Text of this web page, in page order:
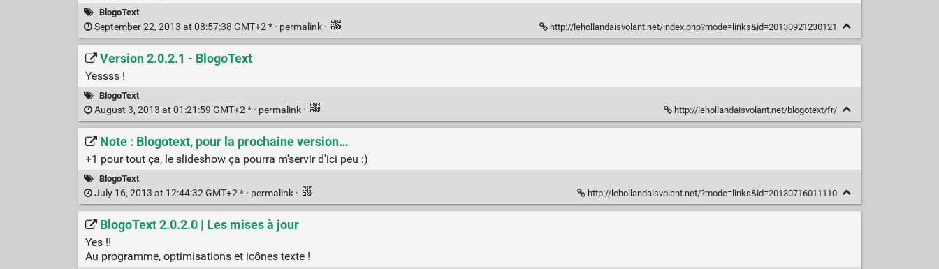
BlogoText
September 22, 2013 at 08:57:38 GMT+2 * · permalink · http://lehollandaisvolant.net/index.php?mode=links&id=20130921230121
Version 2.0.2.1 - BlogoText
Yessss !
BlogoText
August 3, 2013 at 01:21:59 GMT+2 * · permalink · http://lehollandaisvolant.net/blogotext/fr/
Note : Blogotext, pour la prochaine version…
+1 pour tout ça, le slideshow ça pourra m'servir d'ici peu :)
BlogoText
July 16, 2013 at 12:44:32 GMT+2 * · permalink · http://lehollandaisvolant.net/?mode=links&id=20130716011110
BlogoText 2.0.2.0 | Les mises à jour
Yes !!
Au programme, optimisations et icônes texte !